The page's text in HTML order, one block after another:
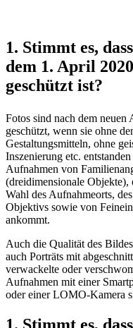
1. Stimmt es,
dem 1. April
geschützt ist?
Fotos sind nach dem neuen
geschützt, wenn sie ohne
Gestaltungsmitteln, ohne
Inszenierung etc.
Aufnahmen von
(dreidimensionale Objekte),
Wahl des Aufnahmeorts,
Objektivs sowie von
ankommt.
Auch die Qualität des
auch Porträts mit
verwackelte oder
Aufnahmen mit einer
oder einer LOMO-Kamera